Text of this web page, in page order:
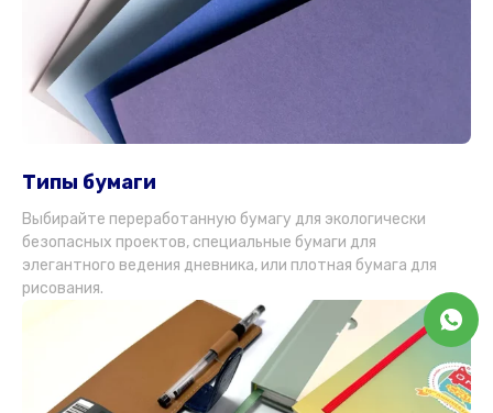
Типы бумаги
Выбирайте переработанную бумагу для экологически
безопасных проектов, специальные бумаги для
элегантного ведения дневника, или плотная бумага для
рисования.